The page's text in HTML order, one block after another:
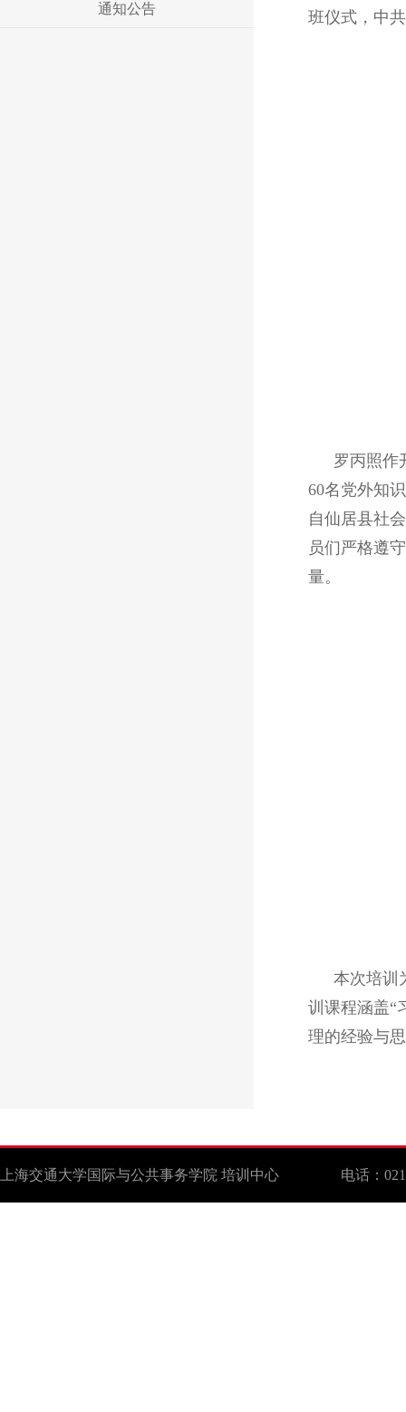
通知公告
班仪式，中
罗丙照作
60名党外知
自仙居县社
员们严格遵
量。
本次培训
训课程涵盖“
理的经验与
上海交通大学国际与公共事务学院 培训中心 电话：021-